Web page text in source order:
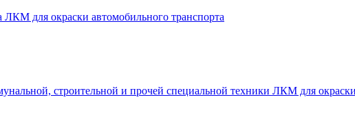
ЛКМ для окраски автомобильного транспорта
ЛКМ для окраски